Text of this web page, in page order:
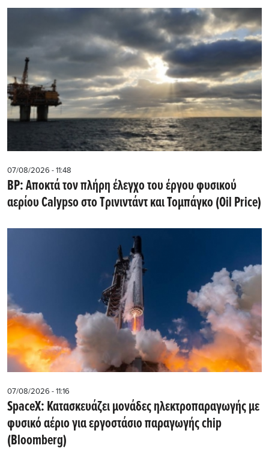
07/08/2026 - 11:48
BP: Αποκτά τον πλήρη έλεγχο του έργου φυσικού
αερίου Calypso στο Τρινιντάντ και Τομπάγκο (Oil Price)
07/08/2026 - 11:16
SpaceX: Κατασκευάζει μονάδες ηλεκτροπαραγωγής με
φυσικό αέριο για εργοστάσιο παραγωγής chip
(Bloomberg)